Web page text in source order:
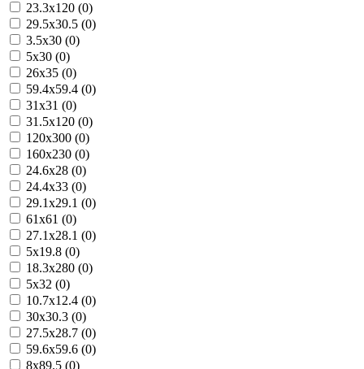
23.3x120 (0)
29.5x30.5 (0)
3.5x30 (0)
5x30 (0)
26x35 (0)
59.4x59.4 (0)
31x31 (0)
31.5x120 (0)
120x300 (0)
160x230 (0)
24.6x28 (0)
24.4x33 (0)
29.1x29.1 (0)
61x61 (0)
27.1x28.1 (0)
5x19.8 (0)
18.3x280 (0)
5x32 (0)
10.7x12.4 (0)
30x30.3 (0)
27.5x28.7 (0)
59.6x59.6 (0)
8x89.5 (0)